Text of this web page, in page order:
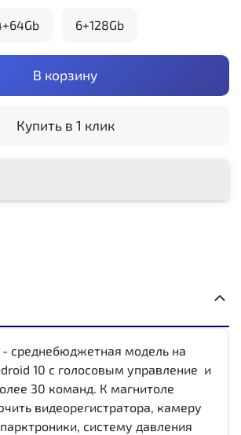
В корзину
Купить в 1 клик
6+128Gb
- среднебюджетная модель на
10 с голосовым управление и
30 команд. К магнитоле
видеорегистратора, камеру
систему давления